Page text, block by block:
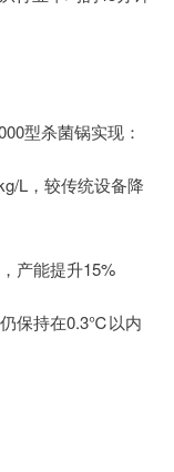
型杀菌锅实现：
L，较传统设备降
产能提升15%
保持在0.3℃以内